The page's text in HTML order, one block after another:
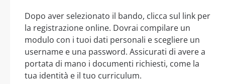
Dopo aver selezionato il bando, clicca sul link per
la registrazione online. Dovrai compilare un
modulo con i tuoi dati personali e scegliere un
username e una password. Assicurati di avere a
portata di mano i documenti richiesti, come la
tua identità e il tuo curriculum.